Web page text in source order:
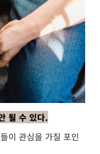
될 수 있다.
이 관심을 가질 포인